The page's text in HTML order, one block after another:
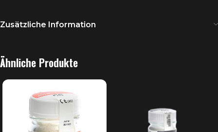
Zusätzliche Information
Ähnliche Produkte